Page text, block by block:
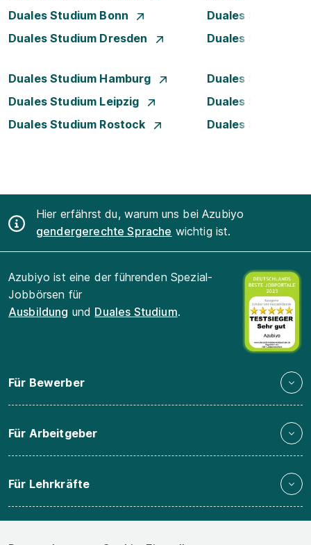
Duales Studium Bonn
Duales Studium
Duales Studium Dresden
Duales Studium
Duales Studium Hamburg
Duales Studium
Duales Studium Leipzig
Duales Studium
Duales Studium Rostock
Duales Studium
Hier erfährst du, warum uns bei Azubiyo
gendergerechte Sprache wichtig ist.
Azubiyo ist eine der führenden Spezial-
Jobbörsen für
Ausbildung und Duales Studium.
Für Bewerber
Für Arbeitgeber
Für Lehrkräfte